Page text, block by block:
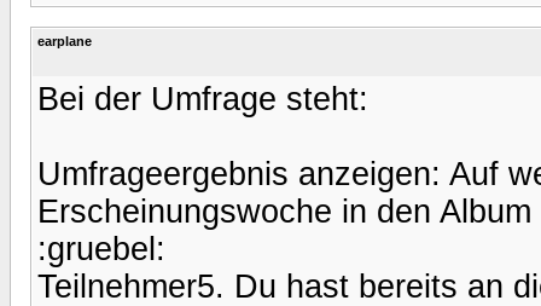
earplane
Bei der Umfrage steht:
Umfrageergebnis anzeigen: Auf
Erscheinungswoche in den
:gruebel:
Teilnehmer5. Du hast bereits an